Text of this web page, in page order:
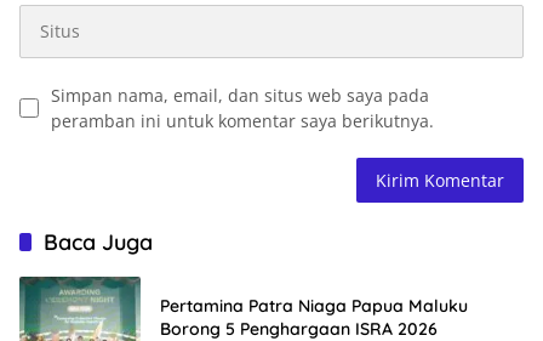
Simpan nama, email, dan situs web saya pada
peramban ini untuk komentar saya berikutnya.
Baca Juga
Pertamina Patra Niaga Papua Maluku
Borong 5 Penghargaan ISRA 2026